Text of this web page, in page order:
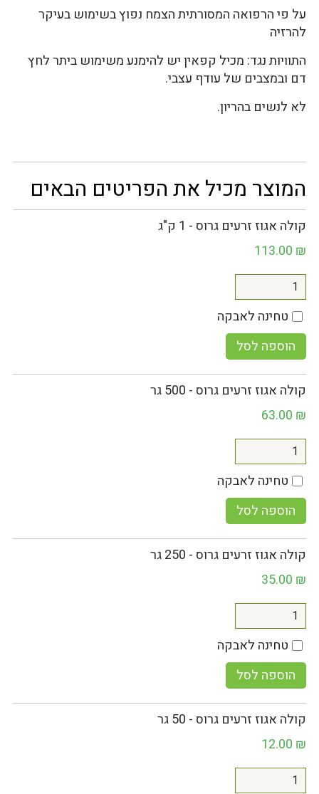
על פי הרפואה המסורתית הצמח נפוץ בשימוש בעיקר
להרזיה
התוויות נגד: מכיל קפאין יש להימנע משימוש ביתר לחץ
דם ובמצבים של עודף עצבי.
לא לנשים בהריון.
המוצר מכיל את הפריטים הבאים
קולה אגוז זרעים גרוס - 1 ק"ג
113.00 ₪
טחינה לאבקה
הוספה לסל
קולה אגוז זרעים גרוס - 500 גר
63.00 ₪
טחינה לאבקה
הוספה לסל
קולה אגוז זרעים גרוס - 250 גר
35.00 ₪
טחינה לאבקה
הוספה לסל
קולה אגוז זרעים גרוס - 50 גר
12.00 ₪